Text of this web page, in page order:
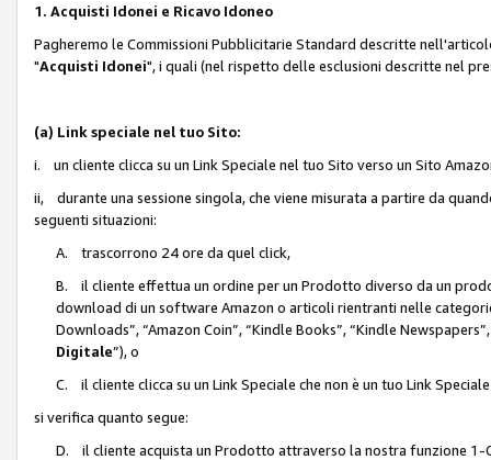
1. Acquisti Idonei e Ricavo Idoneo
Pagheremo le Commissioni Pubblicitarie Standard descritte
"Acquisti Idonei", i quali (nel rispetto delle esclusioni descritte nel
(a) Link speciale nel tuo Sito:
i. un cliente clicca su un Link Speciale nel tuo Sito verso un Sito
ii, durante una sessione singola, che viene misurata a partire da
seguenti situazioni:
A. trascorrono 24 ore da quel click,
B. il cliente effettua un ordine per un Prodotto diverso da un
download di un software Amazon o articoli rientranti nelle categorie
Downloads”, “Amazon Coin”, “Kindle Books”, “Kindle
Digitale”), o
C. il cliente clicca su un Link Speciale che non è un tuo Link
si verifica quanto segue:
D. il cliente acquista un Prodotto attraverso la nostra funzione 1-